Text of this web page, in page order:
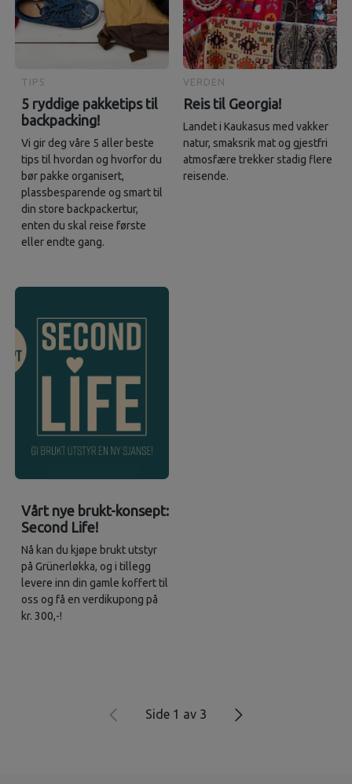
TIPS
5 ryddige pakketips til
backpacking!
Vi gir deg våre 5 aller beste
tips til hvordan og hvorfor du
bør pakke organisert,
plassbesparende og smart til
din store backpackertur,
enten du skal reise første
eller endte gang.
VERDEN
Reis til Georgia!
Landet i Kaukasus med vakker
natur, smaksrik mat og gjestfri
atmosfære trekker stadig flere
reisende.
Vårt nye brukt-konsept:
Second Life!
Nå kan du kjøpe brukt utstyr
på Grünerløkka, og i tillegg
levere inn din gamle koffert til
oss og få en verdikupong på
kr. 300,-!
Side 1 av 3